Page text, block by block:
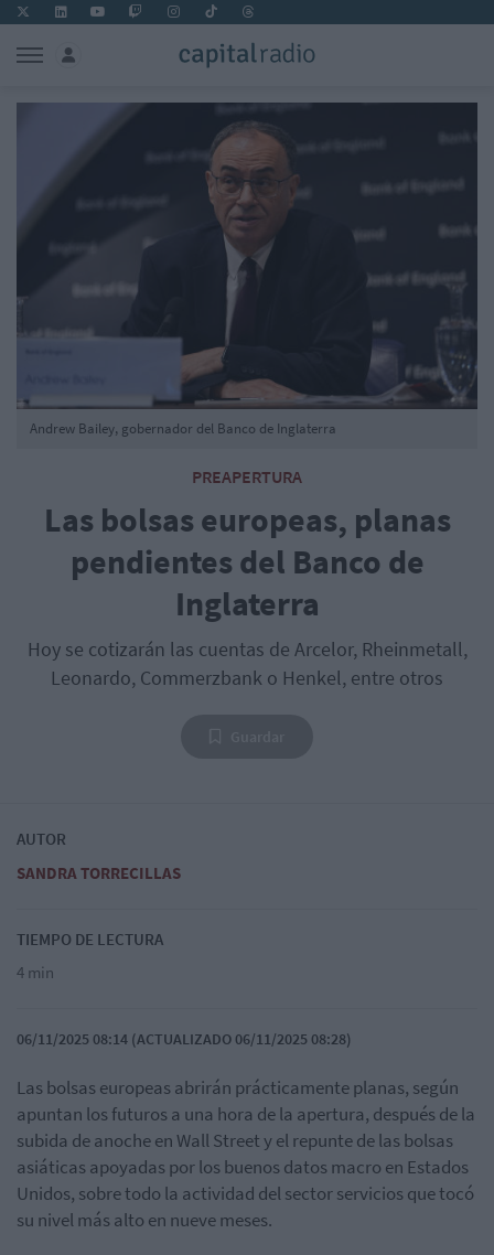
PREAPERTURA
Las bolsas europeas, planas
pendientes del Banco de
Inglaterra
Hoy se cotizarán las cuentas de Arcelor, Rheinmetall,
Leonardo, Commerzbank o Henkel, entre otros
Andrew Bailey, gobernador del Banco de Inglaterra
AUTOR
SANDRA TORRECILLAS
TIEMPO DE LECTURA
4 min
06/11/2025 08:14 (ACTUALIZADO 06/11/2025 08:28)
Las bolsas europeas abrirán prácticamente planas, según
apuntan los futuros a una hora de la apertura, después de la
subida de anoche en Wall Street y el repunte de las bolsas
asiáticas apoyadas por los buenos datos macro en Estados
Unidos, sobre todo la actividad del sector servicios que tocó
su nivel más alto en nueve meses.